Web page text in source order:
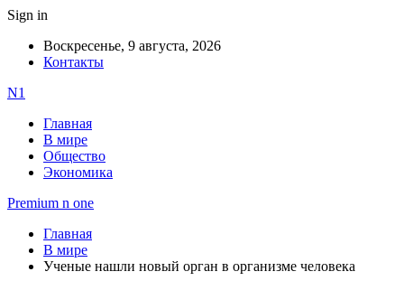
Sign in
Воскресенье, 9 августа, 2026
Контакты
N1
Главная
В мире
Общество
Экономика
Premium n one
Главная
В мире
Ученые нашли новый орган в организме человека